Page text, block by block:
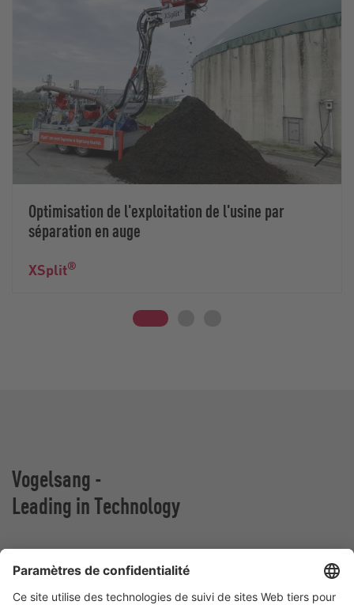
Optimisation de l'exploitation de l'usine par
séparation en auge
XSplit®
Vogelsang -
Leading in Technology
Vogelsang France